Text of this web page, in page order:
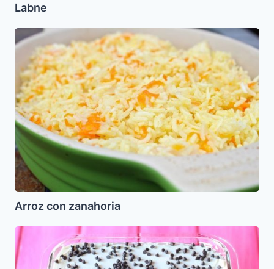
Labne
Arroz
con
zanahoria
Arroz con zanahoria
Tarta
Fria
de